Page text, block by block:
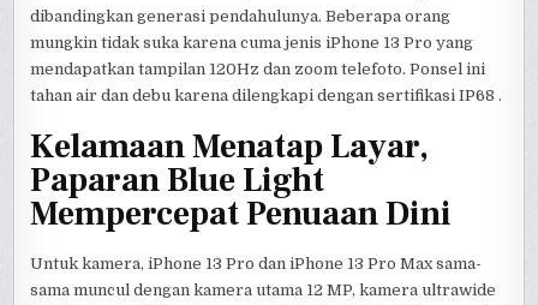
dibandingkan generasi pendahulunya. Beberapa orang
mungkin tidak suka karena cuma jenis iPhone 13 Pro yang
mendapatkan tampilan 120Hz dan zoom telefoto. Ponsel ini
tahan air dan debu karena dilengkapi dengan sertifikasi IP68 .
Kelamaan Menatap Layar,
Paparan Blue Light
Mempercepat Penuaan Dini
Untuk kamera, iPhone 13 Pro dan iPhone 13 Pro Max sama-
sama muncul dengan kamera utama 12 MP, kamera ultrawide